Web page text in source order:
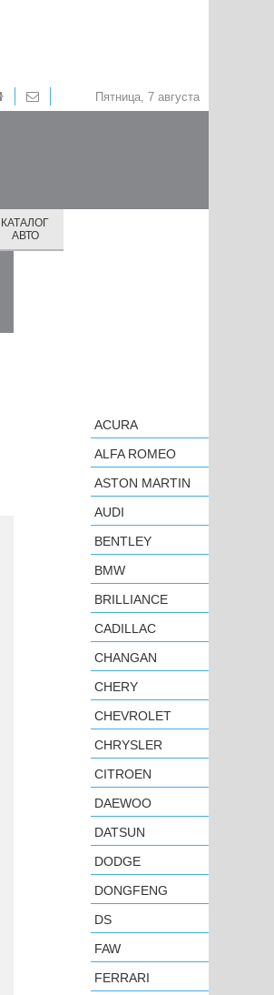
Пятница, 7 августа
КАТАЛОГ
АВТО
ACURA
ALFA ROMEO
ASTON MARTIN
AUDI
BENTLEY
BMW
BRILLIANCE
CADILLAC
CHANGAN
CHERY
CHEVROLET
CHRYSLER
CITROEN
DAEWOO
DATSUN
DODGE
DONGFENG
DS
FAW
FERRARI